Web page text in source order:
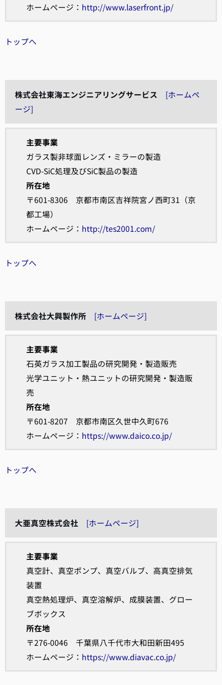
ホームページ： http://www.laserfront.jp/
トップへ
株式会社東海エンジニアリングサービス
[ホームペ
ージ]
主要事業
ガラス製非球面レンズ・ミラーの製造
CVD-SiC処理及びSiC製品の製造
所在地
〒601-8306 京都市南区吉祥院宮ノ西町31（京
都工場）
ホームページ： http://tes2001.com/
トップへ
株式会社大興製作所 [ホームページ]
主要事業
石英ガラス加工製品の研究開発・製造販売
光学ユニット・熱ユニットの研究開発・製造販
売
所在地
〒601-8207 京都市南区久世中久町676
ホームページ： https://www.daico.co.jp/
トップへ
大亜真空株式会社 [ホームページ]
主要事業
真空計、真空ポンプ、真空バルブ、高真空排気
装置
真空熱処理炉、真空溶解炉、成膜装置、グロー
ブボックス
所在地
〒276-0046 千葉県八千代市大和田新田495
ホームページ： https://www.diavac.co.jp/